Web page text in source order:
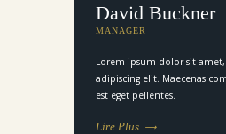
David Buckner
MANAGER
Lorem ipsum dolor sit
adipiscing elit. Maecenas
est eget pellentes.
Lire Plus